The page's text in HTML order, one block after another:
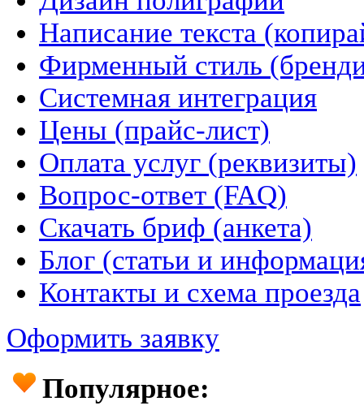
Написание текста
Фирменный стиль
Системная интеграция
Цены (прайс-лист)
Оплата услуг (реквизиты)
Вопрос-ответ (FAQ)
Скачать бриф (анкета)
Блог (статьи и
Контакты и схема проезда
Оформить заявку
Популярное: